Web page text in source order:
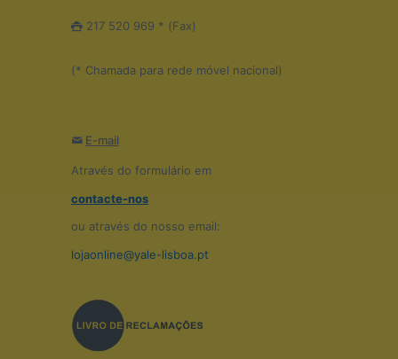
217 520 969 * (Fax)
(* Chamada para rede móvel nacional)
E-mail
Através do formulário em
contacte-nos
ou através do nosso email:
lojaonline@yale-lisboa.pt